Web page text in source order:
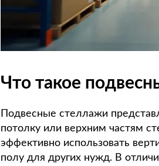
Что такое
Подвесные стеллажи
потолку или верхним частям
эффективно использовать
полу для других нужд. В